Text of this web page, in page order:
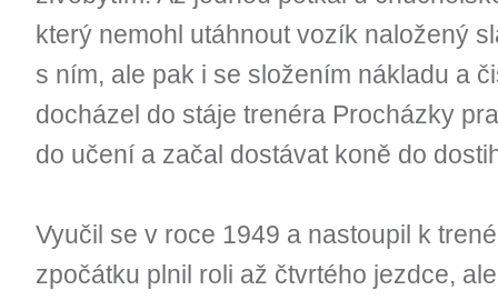
který nemohl utáhnout vozík naložený
s ním, ale pak i se složením nákladu a
docházel do stáje trenéra Procházky
do učení a začal dostávat koně do
Vyučil se v roce 1949 a nastoupil k
zpočátku plnil roli až čtvrtého jezdce,